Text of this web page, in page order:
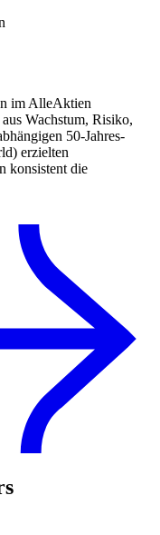
im AlleAktien
Wachstum, Risiko,
50-Jahres-
erzielten
konsistent die